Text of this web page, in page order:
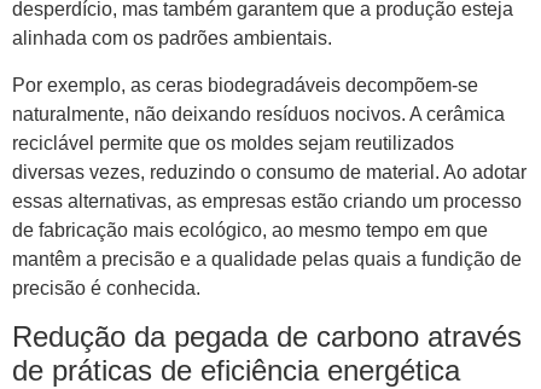
desperdício, mas também garantem que a produção esteja
alinhada com os padrões ambientais.
Por exemplo, as ceras biodegradáveis ​​decompõem-se
naturalmente, não deixando resíduos nocivos. A cerâmica
reciclável permite que os moldes sejam reutilizados
diversas vezes, reduzindo o consumo de material. Ao adotar
essas alternativas, as empresas estão criando um processo
de fabricação mais ecológico, ao mesmo tempo em que
mantêm a precisão e a qualidade pelas quais a fundição de
precisão é conhecida.
Redução da pegada de carbono através
de práticas de eficiência energética